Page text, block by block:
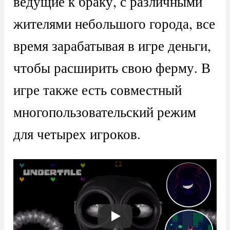
жителями небольшого города, все
время зарабатывая в игре деньги,
чтобы расширить свою ферму. В
игре также есть совместный
многопользовательский режим
для четырех игроков.